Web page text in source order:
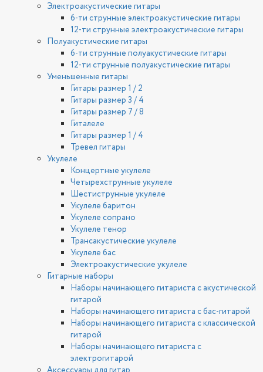
Электроакустические гитары
6-ти струнные электроакустические гитары
12-ти струнные электроакустические гитары
Полуакустические гитары
6-ти струнные полуакустические гитары
12-ти струнные полуакустические гитары
Уменьшенные гитары
Гитары размер 1 / 2
Гитары размер 3 / 4
Гитары размер 7 / 8
Гиталеле
Гитары размер 1 / 4
Тревел гитары
Укулеле
Концертные укулеле
Четырехструнные укулеле
Шестиструнные укулеле
Укулеле баритон
Укулеле сопрано
Укулеле тенор
Трансакустические укулеле
Укулеле бас
Электроакустические укулеле
Гитарные наборы
Наборы начинающего гитариста с акустической
гитарой
Наборы начинающего гитариста с бас-гитарой
Наборы начинающего гитариста с классической
гитарой
Наборы начинающего гитариста с
электрогитарой